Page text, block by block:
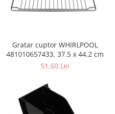
Componente PC
Consumabile
Periferice PC
Retelistica & Supraveghere
Telecomenzi garaj
Sport & Activitati in aer liber
Gratar cuptor WHIRLPOOL
481010657433, 37.5 x 44.2 cm
51,60 Lei